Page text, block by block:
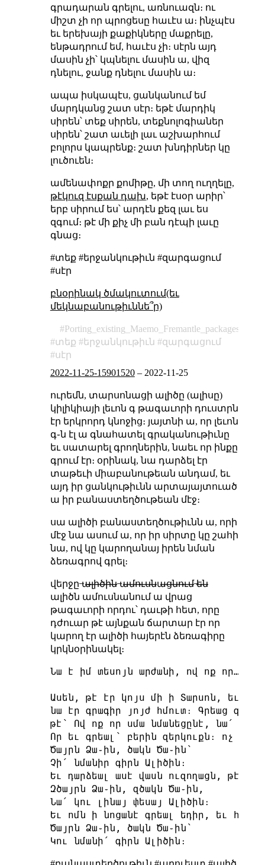
գրադարան գրելու, առնուազն։ ու
միշտ չի որ պրոցեսը հաւէս ա։ ինչպէս
եւ երեխայի քաքիկները մաքրելը,
ենթադրում եմ, հաւէս չի։ սէրն այդ
մասին չի՝ կպնելու մասին ա, վիզ
դնելու, ջանք դնելու մասին ա։
ապա իսկապէս, ցանկանում եմ
մարդկանց շատ սէր։ եթէ մարդիկ
սիրեն՝ տեք սիրեն, տեքնոլոգիաներ
սիրեն՝ շատ աւելի լաւ աշխարհում
բոլորս կապրենք։ շատ խնդիրներ կը
լուծուեն։
ամենափոքր քոմիթը, մի տող ուղղելը,
թէկուզ էսքան դախ, եթէ էսօր արիր՝
երբ սիրում ես՝ արդէն քեզ լաւ ես
զգում։ թէ մի քիչ մի բան դէպի լաւը
գնաց։
#տեք #երջանկութիւն #զարգացում
#սէր
բնօրինակ ծմակուտում(եւ
մեկնաբանութիւննե՞ր)
Porting_existing_Maemo_Fremantle_packages
տեք
երջանկութիւն
զարգացում
սէր
2022-11-25-15901520– 2022-11-25
ուրեմն, տարսոնացի ալիծը (ալիսը)
կիլիկիայի լեւոն գ թագաւորի դուստրն
էր երկրորդ կնոջից։ յայտնի ա, որ լեւոն
գ֊ն էլ ա գնահատել գրականութիւնը
եւ սատարել գրողներին, նաեւ որ ինքը
գրում էր։ օրինակ, նա դարձել էր
տաթեւի միաբանութեան անդամ, եւ
այդ իր ցանկութիւնն արտայայտուած
ա իր բանաստեղծութեան մէջ։
սա ալիծի բանաստեղծութիւնն ա, որի
մէջ նա ասում ա, որ իր սիրտը կը շահի
նա, ով կը կարողանայ իրեն նման
ձեռագրով գրել։
վերջը ̶ա̶լ̶ի̶ծ̶ի̶ն̶ ̶ա̶մ̶ո̶ւ̶ս̶ն̶ա̶ց̶ն̶ո̶ւ̶մ̶ ̶ե̶ն̶
ալիծն ամուսնանում ա վրաց
թագաւորի որդու՝ դաւթի հետ, որը
դժուար թէ այնքան ճարտար էր որ
կարող էր ալիծի հայերէն ձեռագիրը
կրկնօրինակել։
Նա է իմ տեսոյն արժանի, ով ոք որ…
Ասեն, թէ էր կոյս մի ի Տարսոն, եւ
նա էր գրագիր յոյժ հմուտ։ Գրեաց
թէ՝ Ով ոք որ սմա նմանեցընէ, նա՛ է իմ
Որ եւ գրեալ՝ բերին զերկուքն։ ոչ
Ծայրն Ձա֊ին, ծակն Ծա֊ին՝
Չի՛ նմանիր գիրն Ալիծին։
Եւ դարձեալ ասէ վասն ուզողացն, թէ՝
Զծայրն Ձա֊ին, զծակն Ծա֊ին,
Նա՛ կու լինայ փեսայ Ալիծին։
Եւ ոմն ի նոցանէ գրեալ եդիր, եւ
Ծայրն Ձա֊ին, ծակն Ծա֊ին՝